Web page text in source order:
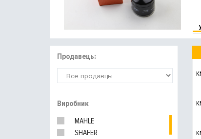
Продавець:
Виробник
MAHLE
SHAFER